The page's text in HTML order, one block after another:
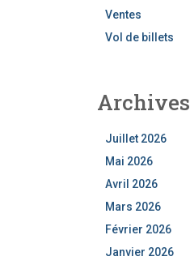
Ventes
Vol de billets
Archives
Juillet 2026
Mai 2026
Avril 2026
Mars 2026
Février 2026
Janvier 2026